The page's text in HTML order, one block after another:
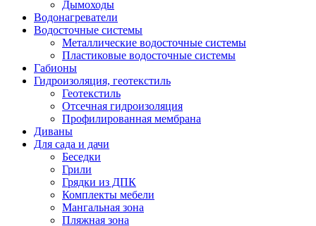
Дымоходы
Водонагреватели
Водосточные системы
Металлические водосточные системы
Пластиковые водосточные системы
Габионы
Гидроизоляция, геотекстиль
Геотекстиль
Отсечная гидроизоляция
Профилированная мембрана
Диваны
Для сада и дачи
Беседки
Грили
Грядки из ДПК
Комплекты мебели
Мангальная зона
Пляжная зона